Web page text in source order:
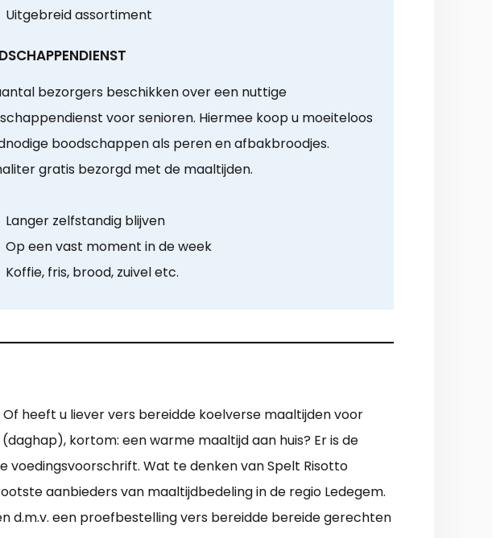
Uitgebreid assortiment
bezorgers beschikken over een nuttige
voor senioren. Hiermee koop u moeiteloos
boodschappen als peren en afbakbroodjes.
gratis bezorgd met de maaltijden.
Langer zelfstandig blijven
Op een vast moment in de week
Koffie, fris, brood, zuivel etc.
heeft u liever vers bereidde koelverse maaltijden voor
kortom: een warme maaltijd aan huis? Er is de
voedingsvoorschrift. Wat te denken van Spelt Risotto
aanbieders van maaltijdbedeling in de regio Ledegem.
d.m.v. een proefbestelling vers bereidde bereide gerechten